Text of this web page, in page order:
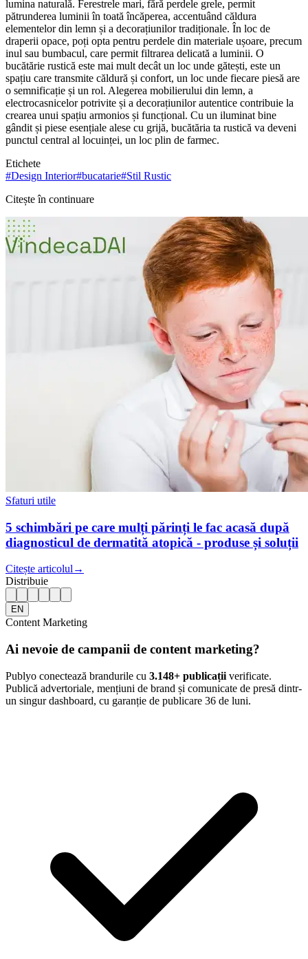
lumina naturală. Ferestrele mari, fără perdele grele, permit
pătrunderea luminii în toată încăperea, accentuând căldura
elementelor din lemn și a decorațiunilor tradiționale. În loc de
draperii opace, poți opta pentru perdele din materiale ușoare, precum
inul sau bumbacul, care permit filtrarea delicată a luminii. O
bucătărie rustică este mai mult decât un loc unde gătești, este un
spațiu care transmite căldură și confort, un loc unde fiecare piesă are
o semnificație și un rol. Alegerea mobilierului din lemn, a
electrocasnicelor potrivite și a decorațiunilor autentice contribuie la
crearea unui spațiu armonios și funcțional. Cu un iluminat bine
gândit și piese esențiale alese cu grijă, bucătăria ta rustică va deveni
punctul central al locuinței, un loc plin de farmec.
Etichete
#Design Interior#bucatarie#Stil Rustic
Citește în continuare
Sfaturi utile
5 schimbări pe care mulți părinți le fac acasă după
diagnosticul de dermatită atopică - produse și soluții
Citește articolul →
Distribuie
EN
Content Marketing
Ai nevoie de campanii de content marketing?
Publyo conectează brandurile cu 3.148+ publicații verificate.
Publică advertoriale, mențiuni de brand și comunicate de presă dintr-
un singur dashboard, cu garanție de publicare 36 de luni.